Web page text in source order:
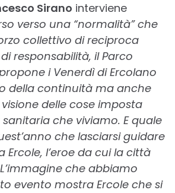
Sirano interviene
verso una “normalità” che
collettivo di reciproca
responsabilità, il Parco
i Venerdì di Ercolano
della continuità ma anche
delle cose imposta
sanitaria che viviamo. E quale
che lasciarsi guidare
Ercole, l’eroe da cui la città
che abbiamo
evento mostra Ercole che si